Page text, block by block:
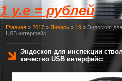
1 у.е = рублей
Главная » 2017 » Январь » 19 » Эндоскоп
USB интерфейс:
Эндоскоп для инспекции
качество USB интерфейс: